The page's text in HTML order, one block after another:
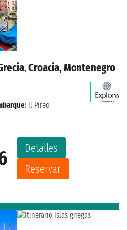
Croacia, Montenegro
Detalles
Reservar
Il Pireo